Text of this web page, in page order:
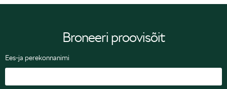
Broneeri proovisõit
Ees-ja perekonnanimi